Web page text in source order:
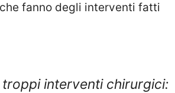
fanno degli interventi fatti
troppi interventi chirurgici: